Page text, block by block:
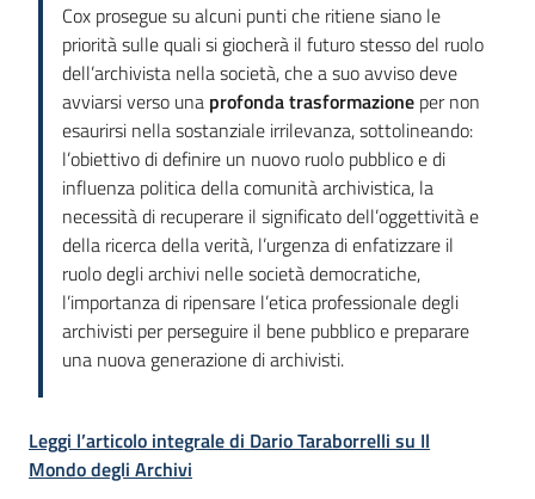
Cox prosegue su alcuni punti che ritiene siano le
priorità sulle quali si giocherà il futuro stesso del ruolo
dell’archivista nella società, che a suo avviso deve
avviarsi verso una profonda trasformazione per non
esaurirsi nella sostanziale irrilevanza, sottolineando:
l’obiettivo di definire un nuovo ruolo pubblico e di
influenza politica della comunità archivistica, la
necessità di recuperare il significato dell’oggettività e
della ricerca della verità, l’urgenza di enfatizzare il
ruolo degli archivi nelle società democratiche,
l’importanza di ripensare l’etica professionale degli
archivisti per perseguire il bene pubblico e preparare
una nuova generazione di archivisti.
Leggi l’articolo integrale di Dario Taraborrelli su Il
Mondo degli Archivi